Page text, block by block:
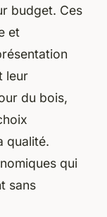
budget. Ces
et
leur
du bois,
qualité.
qui
sans